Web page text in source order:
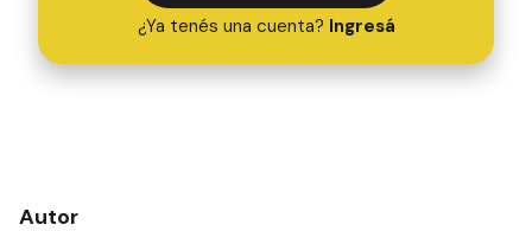
¿Ya tenés una cuenta? Ingresá
Autor